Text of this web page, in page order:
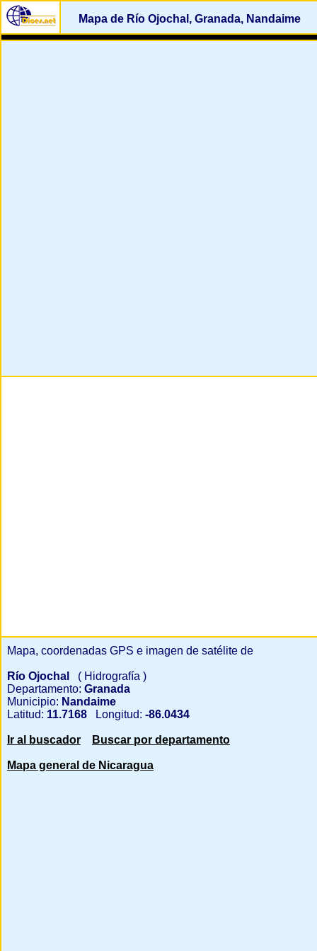
Mapa de Río Ojochal, Granada, Nandaime
Mapa, coordenadas GPS e imagen de satélite de
Río Ojochal
( Hidrografía )
Departamento: Granada
Municipio: Nandaime
Latitud: 11.7168 Longitud: -86.0434
Ir al buscador Buscar por departamento
Mapa general de Nicaragua